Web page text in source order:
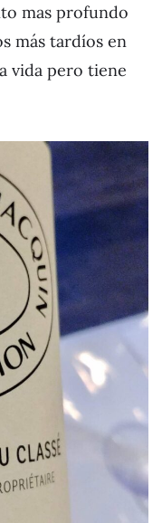
mas profundo
más tardíos en
vida pero tiene